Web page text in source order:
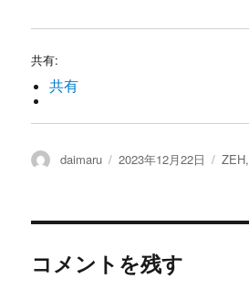
共有:
共有
投
daimaru
投
2023年12月22日
カ
ZEH,
コメントを残す